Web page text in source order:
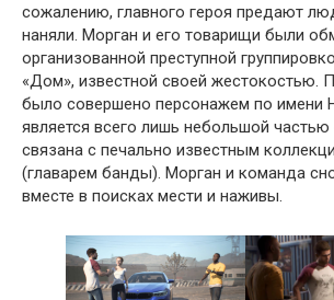
сожалению, главного героя предают
наняли. Морган и его товарищи были
организованной преступной
«Дом», известной своей жестокостью.
было совершено персонажем по имени
является всего лишь небольшой частью
связана с печально известным
(главарем банды). Морган и команда
вместе в поисках мести и наживы.